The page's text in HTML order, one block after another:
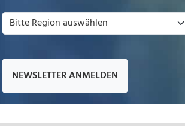
NEWSLETTER ANMELDEN